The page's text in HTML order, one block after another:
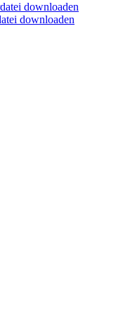
downloaden
downloaden